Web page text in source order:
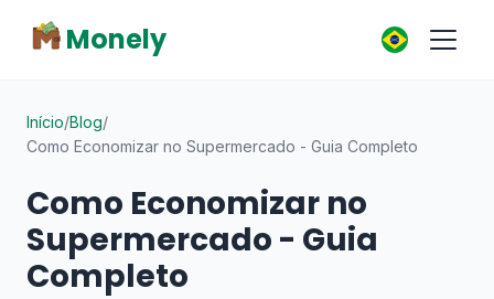
Monely
Início/Blog/
Como Economizar no Supermercado - Guia Completo
Como Economizar no
Supermercado - Guia
Completo